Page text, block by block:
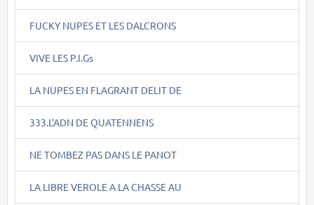
FUCKY NUPES ET LES DALCRONS
VIVE LES P.I.Gs
LA NUPES EN FLAGRANT DELIT DE
333.L'ADN DE QUATENNENS
NE TOMBEZ PAS DANS LE PANOT
LA LIBRE VEROLE A LA CHASSE AU